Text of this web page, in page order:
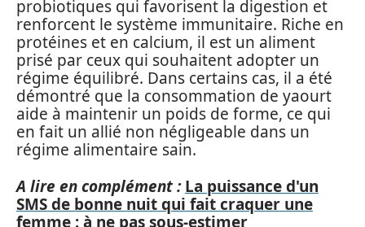
probiotiques qui favorisent la digestion et
renforcent le système immunitaire. Riche en
protéines et en calcium, il est un aliment
prisé par ceux qui souhaitent adopter un
régime équilibré. Dans certains cas, il a été
démontré que la consommation de yaourt
aide à maintenir un poids de forme, ce qui
en fait un allié non négligeable dans un
régime alimentaire sain.
A lire en complément : La puissance d'un
SMS de bonne nuit qui fait craquer une
femme : à ne pas sous-estimer